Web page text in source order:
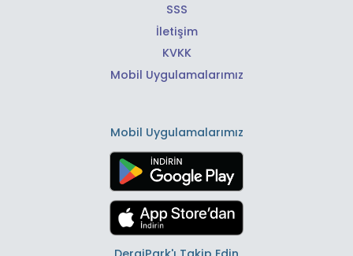
SSS
İletişim
KVKK
Mobil Uygulamalarımız
Mobil Uygulamalarımız